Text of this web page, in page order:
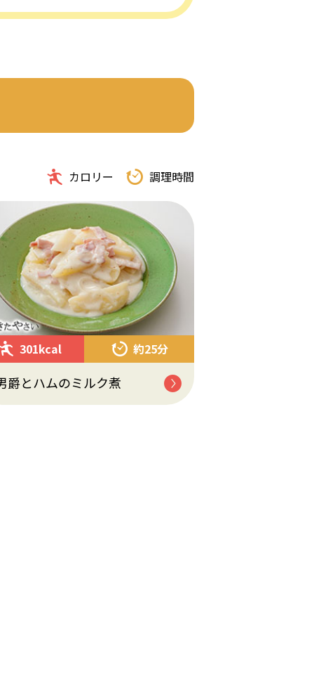
カロリー 調理時間
301kcal 約25分
爵とハムのミルク煮